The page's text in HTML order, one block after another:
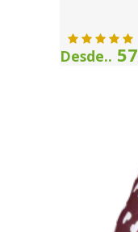
Desde..